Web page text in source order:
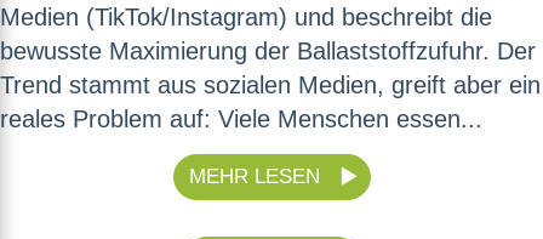
Medien (TikTok/Instagram) und beschreibt die
bewusste Maximierung der Ballaststoffzufuhr. Der
Trend stammt aus sozialen Medien, greift aber ein
reales Problem auf: Viele Menschen essen...
MEHR LESEN